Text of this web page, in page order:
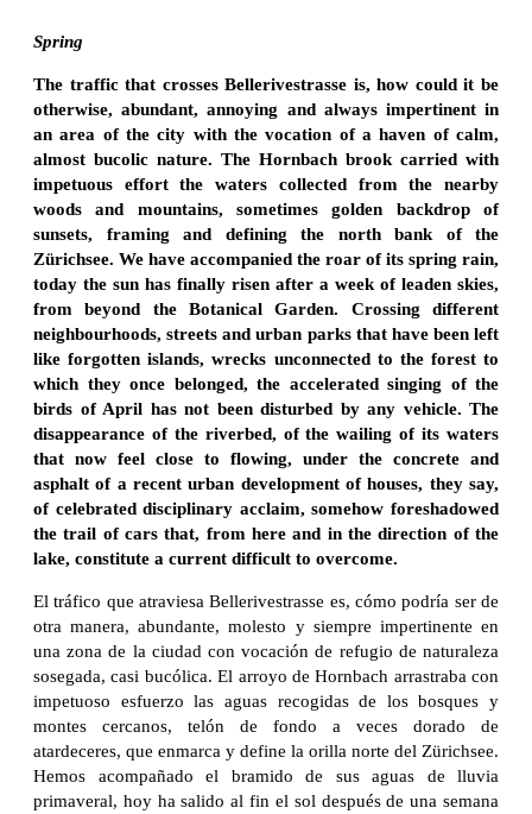
Spring
The traffic that crosses Bellerivestrasse is, how could it be
otherwise, abundant, annoying and always impertinent in
an area of the city with the vocation of a haven of calm,
almost bucolic nature. The Hornbach brook carried with
impetuous effort the waters collected from the nearby
woods and mountains, sometimes golden backdrop of
sunsets, framing and defining the north bank of the
Zürichsee. We have accompanied the roar of its spring rain,
today the sun has finally risen after a week of leaden skies,
from beyond the Botanical Garden. Crossing different
neighbourhoods, streets and urban parks that have been left
like forgotten islands, wrecks unconnected to the forest to
which they once belonged, the accelerated singing of the
birds of April has not been disturbed by any vehicle. The
disappearance of the riverbed, of the wailing of its waters
that now feel close to flowing, under the concrete and
asphalt of a recent urban development of houses, they say,
of celebrated disciplinary acclaim, somehow foreshadowed
the trail of cars that, from here and in the direction of the
lake, constitute a current difficult to overcome.
El tráfico que atraviesa Bellerivestrasse es, cómo podría ser de
otra manera, abundante, molesto y siempre impertinente en
una zona de la ciudad con vocación de refugio de naturaleza
sosegada, casi bucólica. El arroyo de Hornbach arrastraba con
impetuoso esfuerzo las aguas recogidas de los bosques y
montes cercanos, telón de fondo a veces dorado de
atardeceres, que enmarca y define la orilla norte del Zürichsee.
Hemos acompañado el bramido de sus aguas de lluvia
primaveral, hoy ha salido al fin el sol después de una semana